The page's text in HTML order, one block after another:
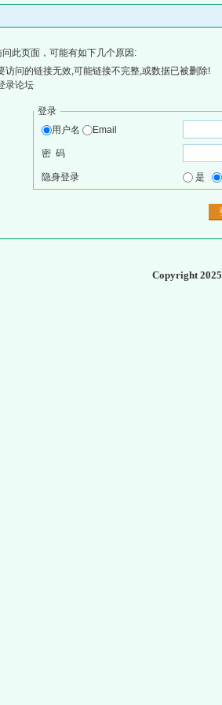
此页面，可能有如下几个原因:
访问的链接无效,可能链接不完整,或数据已被删除!
录论坛
登录
用户名
Email
密 码
隐身登录 是
Copyright 2025